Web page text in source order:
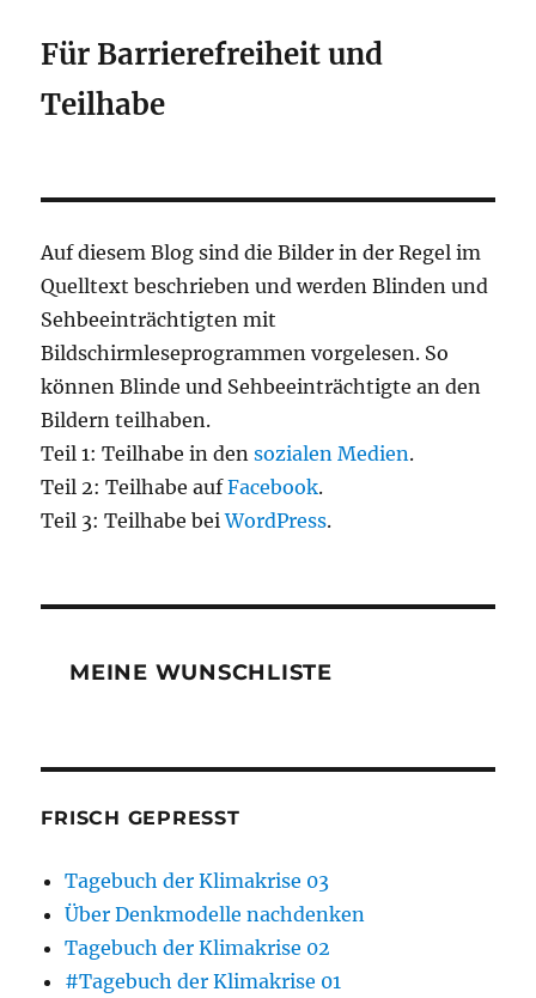
Für Barrierefreiheit und
Teilhabe
Auf diesem Blog sind die Bilder in der Regel im
Quelltext beschrieben und werden Blinden und
Sehbeeinträchtigten mit
Bildschirmleseprogrammen vorgelesen. So
können Blinde und Sehbeeinträchtigte an den
Bildern teilhaben.
Teil 1: Teilhabe in densozialen Medien.
Teil 2: Teilhabe aufFacebook.
Teil 3: Teilhabe beiWordPress.
MEINE WUNSCHLISTE
FRISCH GEPRESST
Tagebuch der Klimakrise 03
Über Denkmodelle nachdenken
Tagebuch der Klimakrise 02
#Tagebuch der Klimakrise 01